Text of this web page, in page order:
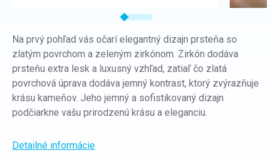
Na prvý pohľad vás očarí elegantný dizajn prsteňa so
zlatým povrchom a zeleným zirkónom. Zirkón dodáva
prsteňu extra lesk a luxusný vzhľad, zatiaľ čo zlatá
povrchová úprava dodáva jemný kontrast, ktorý zvýrazňuje
krásu kameňov. Jeho jemný a sofistikovaný dizajn
podčiarkne vašu prirodzenú krásu a eleganciu.
Detailné informácie